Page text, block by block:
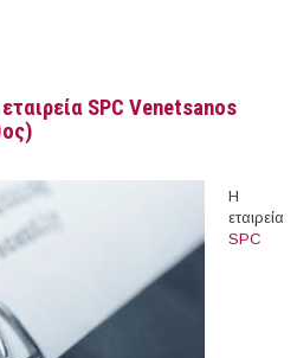
SPC Venetsanos
Η
εταιρεία
SPC